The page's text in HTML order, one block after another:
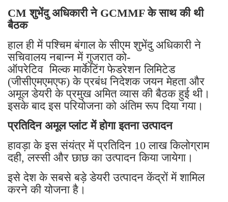
CM शुभेंदु अधिकारी ने GCMMF के साथ की थी
बैठक
हाल ही में पश्चिम बंगाल के सीएम शुभेंदु अधिकारी ने
सचिवालय नबान्न में गुजरात को-
ऑपरेटिव मिल्क मार्केटिंग फेडरेशन लिमिटेड
(जीसीएमएमएफ) के प्रबंध निदेशक जयन मेहता और
अमूल डेयरी के प्रमुख अमित व्यास की बैठक हुई थी।
इसके बाद इस परियोजना को अंतिम रूप दिया गया।
प्रतिदिन अमूल प्लांट में होगा इतना उत्पादन
हावड़ा के इस संयंत्र में प्रतिदिन 10 लाख किलोग्राम
दही, लस्सी और छाछ का उत्पादन किया जायेगा।
इसे देश के सबसे बड़े डेयरी उत्पादन केंद्रों में शामिल
करने की योजना है।